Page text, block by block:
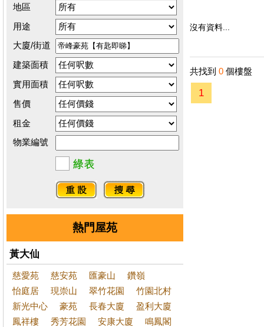
地區
用途
大廈/街道
建築面積
實用面積
售價
租金
物業編號
熱門屋苑
黃大仙
慈愛苑 慈安苑 匯豪山
鑽嶺
怡庭居
現崇山 翠竹花園
竹園北村
新光中心
豪苑 長春大廈
盈利大廈
鳳祥樓
秀芳花園 安康大廈
鳴鳳閣
沒有資料...
共找到 0 個樓盤
1